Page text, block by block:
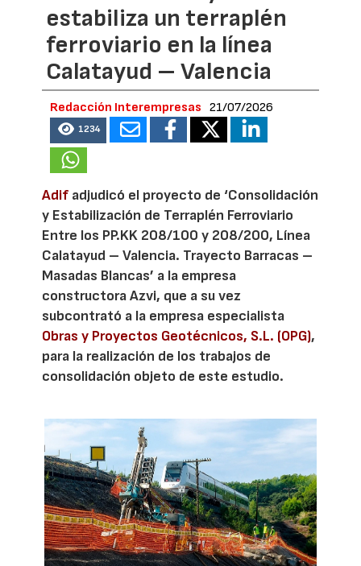
estabiliza un terraplén
ferroviario en la línea
Calatayud – Valencia
Redacción Interempresas 21/07/2026
1234
Adif adjudicó el proyecto de ‘Consolidación
y Estabilización de Terraplén Ferroviario
Entre los PP.KK 208/100 y 208/200, Línea
Calatayud – Valencia. Trayecto Barracas –
Masadas Blancas’ a la empresa
constructora Azvi, que a su vez
subcontrató a la empresa especialista
Obras y Proyectos Geotécnicos, S.L. (OPG),
para la realización de los trabajos de
consolidación objeto de este estudio.